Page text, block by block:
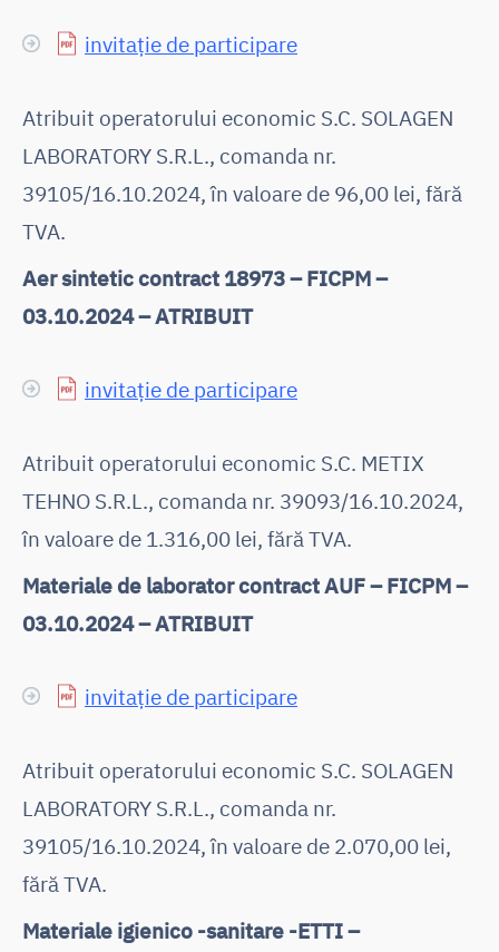
invitație de participare
Atribuit operatorului economic S.C. SOLAGEN
LABORATORY S.R.L., comanda nr.
39105/16.10.2024, în valoare de 96,00 lei, fără
TVA.
Aer sintetic contract 18973 – FICPM –
03.10.2024 – ATRIBUIT
invitație de participare
Atribuit operatorului economic S.C. METIX
TEHNO S.R.L., comanda nr. 39093/16.10.2024,
în valoare de 1.316,00 lei, fără TVA.
Materiale de laborator contract AUF – FICPM –
03.10.2024 – ATRIBUIT
invitație de participare
Atribuit operatorului economic S.C. SOLAGEN
LABORATORY S.R.L., comanda nr.
39105/16.10.2024, în valoare de 2.070,00 lei,
fără TVA.
Materiale igienico -sanitare -ETTI –